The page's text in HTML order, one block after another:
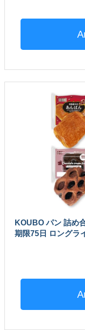
KOUBO パン 詰め
期限75日 ロングラ